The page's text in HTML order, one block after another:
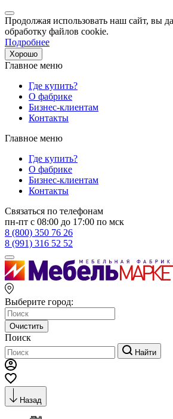
Продолжая использовать наш сайт, вы
обработку файлов cookie.
Подробнее
Хорошо
Главное меню
Где купить?
О фабрике
Бизнес-клиентам
Контакты
Главное меню
Где купить?
О фабрике
Бизнес-клиентам
Контакты
Связаться по телефонам
пн-пт с 08:00 до 17:00 по мск
8 (800) 350 76 26
8 (991) 316 52 52
Выберите город:
Очистить
Поиск
Найти
Назад